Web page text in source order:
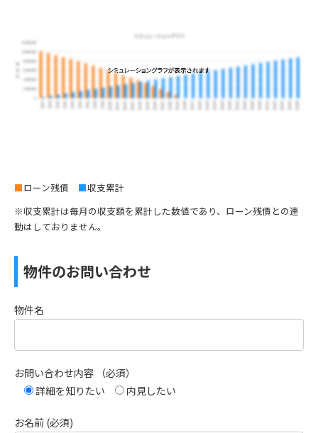
■ローン残債 ■収支累計
※収支累計は毎月の収支額を累計した数値であり、ローン残債との連
動はしておりません。
物件のお問い合わせ
物件名
お問い合わせ内容 （必須）
詳細を知りたい
内見したい
お名前 (必須)